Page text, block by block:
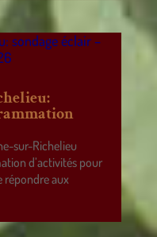
sur-Richelieu
d’activités pour
répondre aux